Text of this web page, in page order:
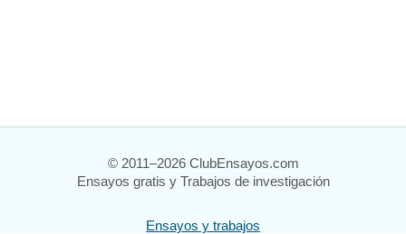
© 2011–2026 ClubEnsayos.com
Ensayos gratis y Trabajos de investigación
Ensayos y trabajos